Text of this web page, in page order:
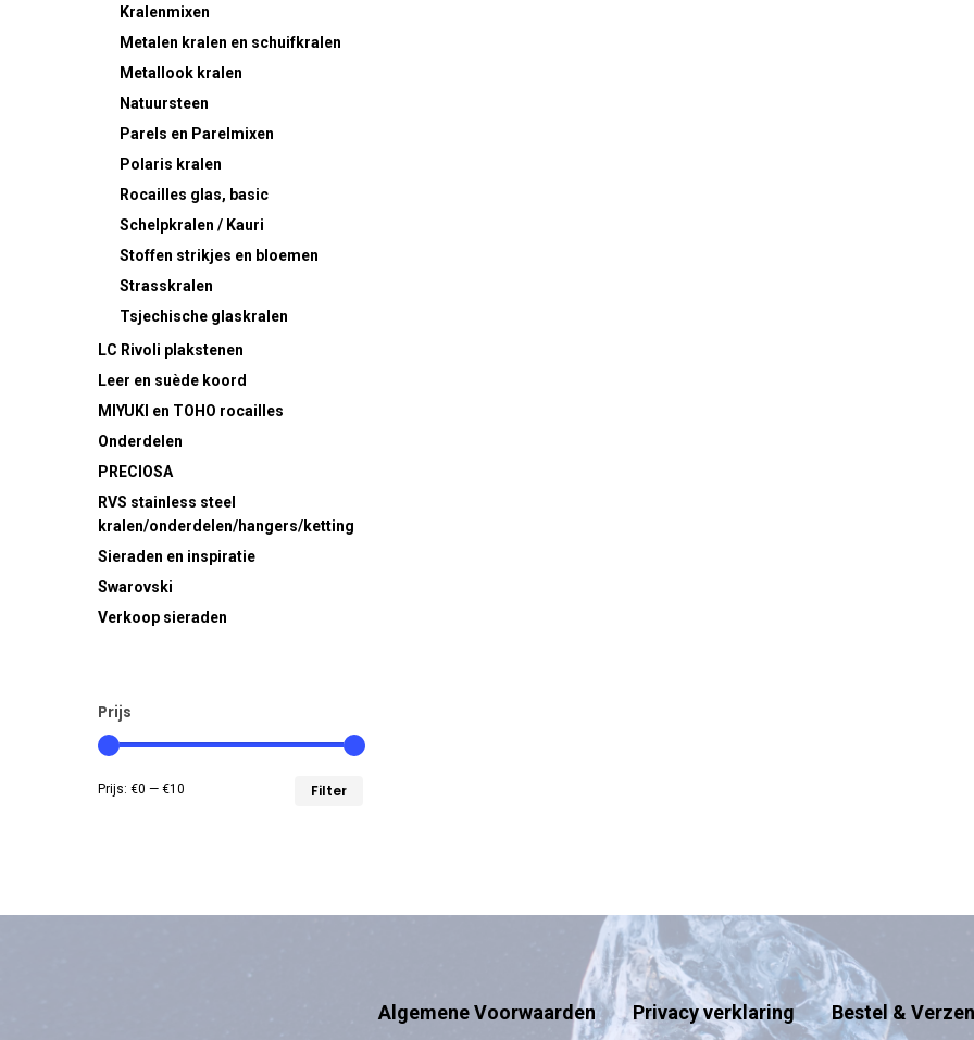
Kralenmixen
Metalen kralen en schuifkralen
Metallook kralen
Natuursteen
Parels en Parelmixen
Polaris kralen
Rocailles glas, basic
Schelpkralen / Kauri
Stoffen strikjes en bloemen
Strasskralen
Tsjechische glaskralen
LC Rivoli plakstenen
Leer en suède koord
MIYUKI en TOHO rocailles
Onderdelen
PRECIOSA
RVS stainless steel
kralen/onderdelen/hangers/ketting
Sieraden en inspiratie
Swarovski
Verkoop sieraden
Prijs
Filter
Prijs: €0 — €10
Algemene Voorwaarden Privacy verklaring Bestel &